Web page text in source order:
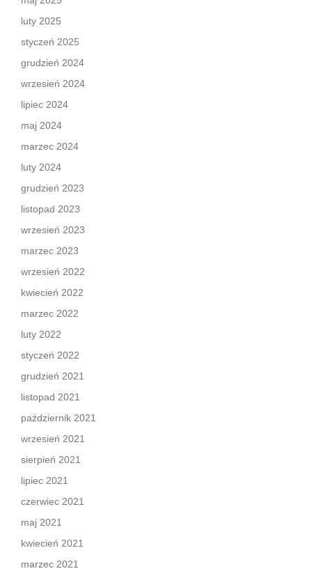
luty 2025
styczeń 2025
grudzień 2024
wrzesień 2024
lipiec 2024
maj 2024
marzec 2024
luty 2024
grudzień 2023
listopad 2023
wrzesień 2023
marzec 2023
wrzesień 2022
kwiecień 2022
marzec 2022
luty 2022
styczeń 2022
grudzień 2021
listopad 2021
październik 2021
wrzesień 2021
sierpień 2021
lipiec 2021
czerwiec 2021
maj 2021
kwiecień 2021
marzec 2021